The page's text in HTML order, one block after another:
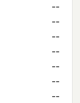
--
--
--
--
--
--
--